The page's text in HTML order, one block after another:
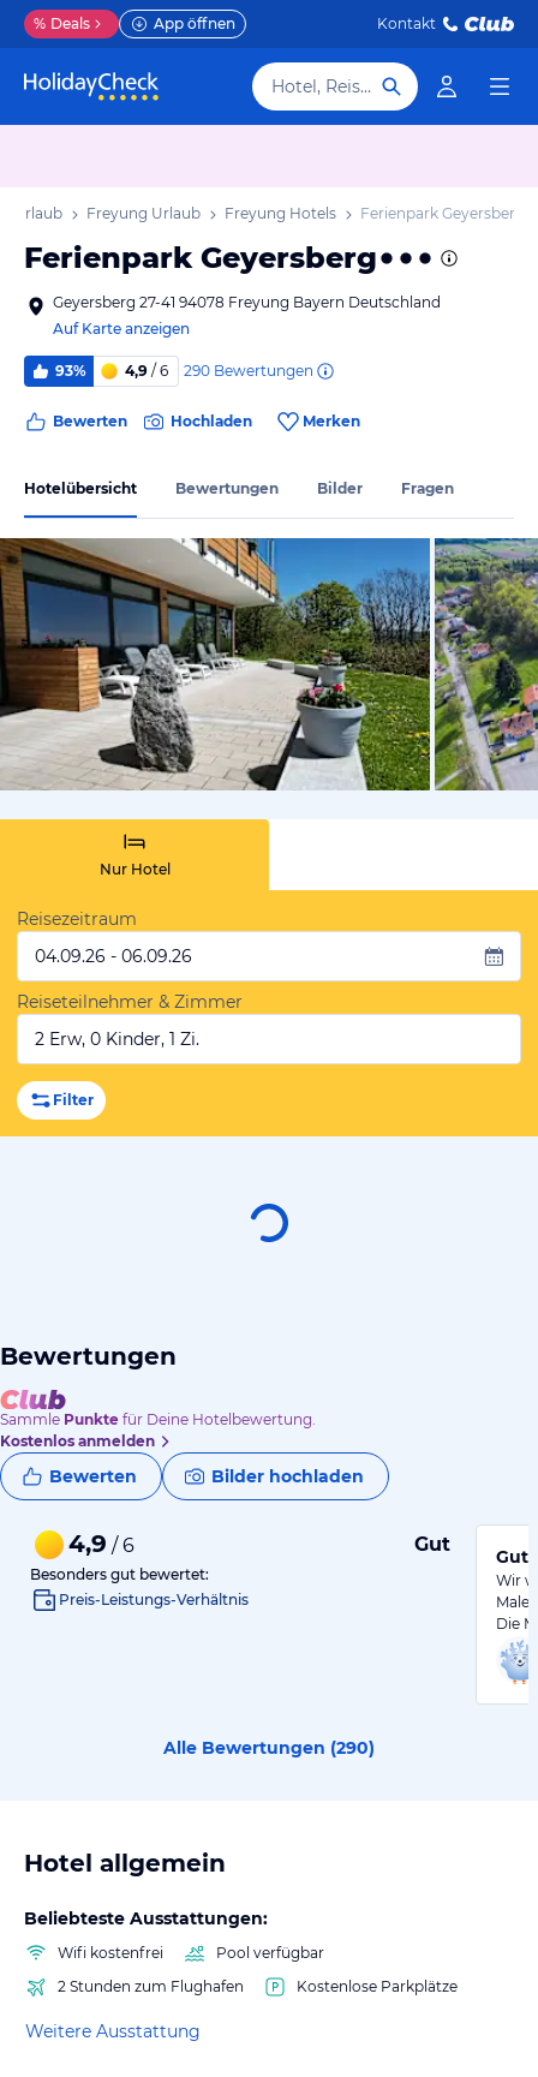
% Deals App öffnen Kontakt
Hotel, Reiseziel
Urlaub Freyung Urlaub Freyung Hotels Ferienpark Geyersberg
Ferienpark Geyersberg
Geyersberg 27-41 94078 Freyung Bayern Deutschland
Auf Karte anzeigen
93% 4,9 / 6 290 Bewertungen
Bewerten Hochladen Merken
Hotelübersicht Bewertungen Bilder Fragen
vom
Nur Hotel
Reisezeitraum
04.09.26 - 06.09.26
Reiseteilnehmer & Zimmer
2 Erw, 0 Kinder, 1 Zi.
Filter
Bewertungen
Sammle Punkte für Deine Hotelbewertung.
Kostenlos anmelden
Bewerten Bilder hochladen
4,9 / 6 Gut
Besonders gut bewertet:
Preis-Leistungs-Verhältnis
Wir
Male
Die
Alle Bewertungen (290)
Hotel allgemein
Beliebteste Ausstattungen:
Wifi kostenfrei
Pool verfügbar
2 Stunden zum Flughafen
Kostenlose Parkplätze
Weitere Ausstattung